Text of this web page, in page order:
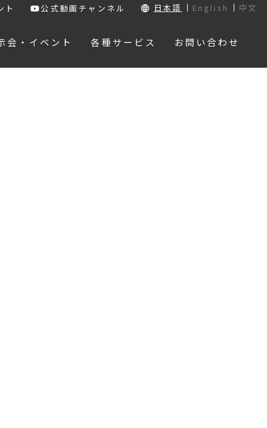
ト 公式動画チャンネル 日本語 English 中文
会・イベント 各種サービス お問い合わせ